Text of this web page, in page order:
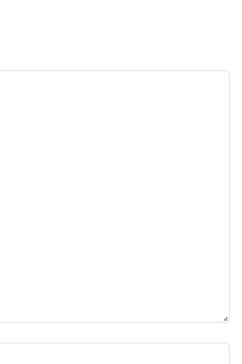
bünyesinde